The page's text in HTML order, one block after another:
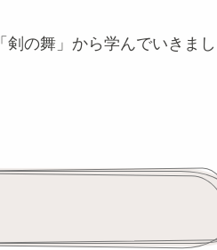
の舞」から学んでいきまし